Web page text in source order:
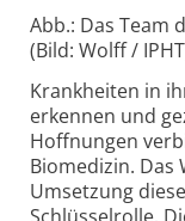
Abb.: Das Team
(Bild: Wolff /
Krankheiten in
erkennen und
Hoffnungen
Biomedizin. Das
Umsetzung